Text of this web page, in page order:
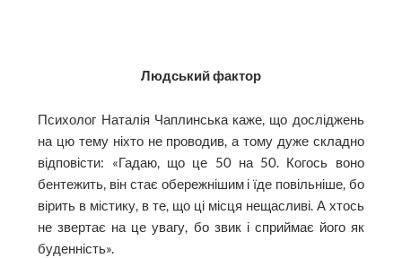
Людський фактор
Психолог Наталія Чаплинська каже, що досліджень
на цю тему ніхто не проводив, а тому дуже складно
відповісти: «Гадаю, що це 50 на 50. Когось воно
бентежить, він стає обережнішим і їде повільніше, бо
вірить в містику, в те, що ці місця нещасливі. А хтось
не звертає на це увагу, бо звик і сприймає його як
буденність».